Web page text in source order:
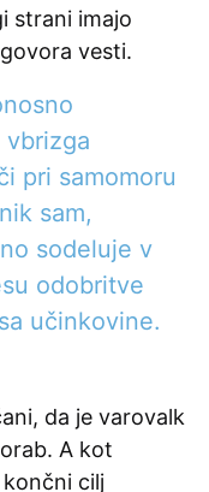
strani imajo
vesti.
pri samomoru
sam,
sodeluje v
odobritve
učinkovine.
da je varovalk
A kot
cilj